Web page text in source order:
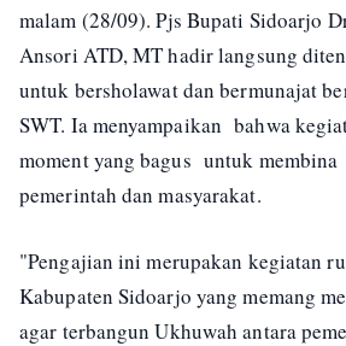
malam (28/09). Pjs Bupati Sidoarjo
Ansori ATD, MT hadir langsung
untuk bersholawat dan bermunajat
SWT. Ia menyampaikan bahwa
moment yang bagus untuk
pemerintah dan masyarakat.
"Pengajian ini merupakan kegiatan
Kabupaten Sidoarjo yang memang
agar terbangun Ukhuwah antara